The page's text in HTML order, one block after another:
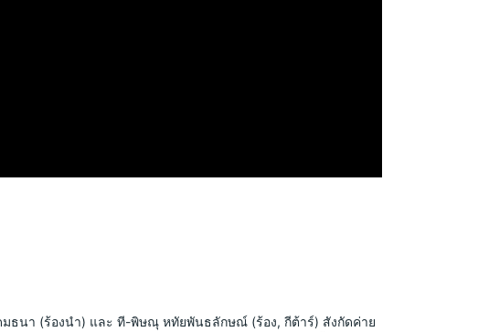
ธนา (ร้องนำ) และ ที-พิษณุ หทัยพันธลักษณ์ (ร้อง, กีต้าร์) สังกัดค่าย